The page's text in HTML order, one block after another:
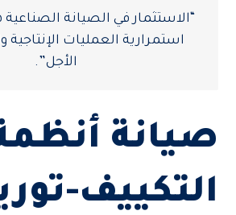
“الاستثمار في الصيانة
استمرارية العمليات الإنتاجية
الأجل”.
صيانة
التكييف-